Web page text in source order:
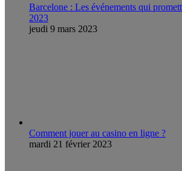
Barcelone : Les événements qui
2023
jeudi 9 mars 2023
Comment jouer au casino en ligne ?
mardi 21 février 2023